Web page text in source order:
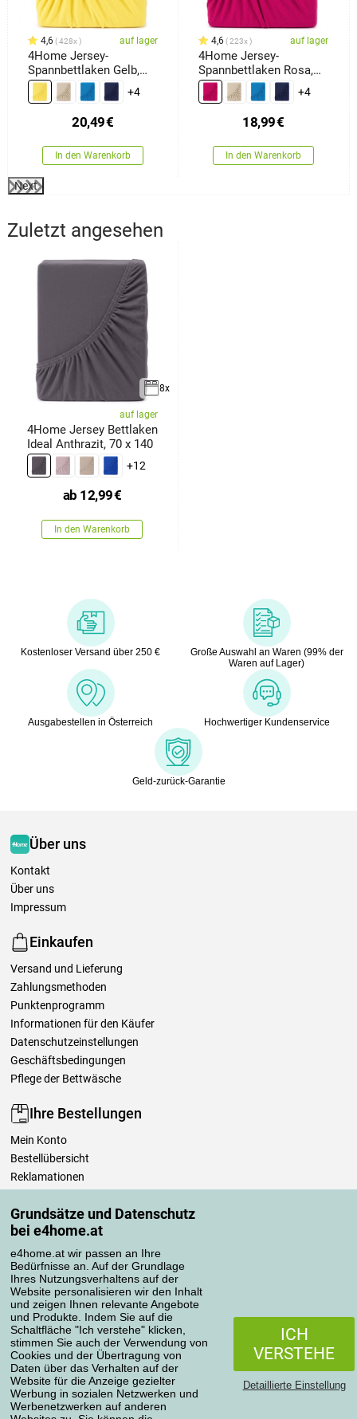
Grundsätze und Datenschutz
bei e4home.at
e4home.at wir passen an Ihre
Bedürfnisse an. Auf der Grundlage
Ihres Nutzungsverhaltens auf der
Website personalisieren wir den Inhalt
und zeigen Ihnen relevante Angebote
und Produkte. Indem Sie auf die
Schaltfläche "Ich verstehe" klicken,
stimmen Sie auch der Verwendung von
Cookies und der Übertragung von
Daten über das Verhalten auf der
Website für die Anzeige gezielter
Werbung in sozialen Netzwerken und
Werbenetzwerken auf anderen
ICH
VERSTEHE
Detaillierte Einstellung
4,6 428x auf lager
4Home Jersey-
Spannbettlaken Gelb,
180 x 200 cm
+4
20,49€
In den Warenkorb
4,6 223x auf lager
4Home Jersey-
Spannbettlaken Rosa,
180 x 200 cm
+4
18,99€
In den Warenkorb
Next
Zuletzt angesehen
8x
auf lager
4Home Jersey Bettlaken
Ideal Anthrazit, 70 x 140
+12
ab 12,99€
In den Warenkorb
Kostenloser Versand über 250 €
Große Auswahl an Waren (99% der
Waren auf Lager)
Ausgabestellen in Österreich Hochwertiger Kundenservice
Geld-zurück-Garantie
Über uns
Kontakt
Über uns
Impressum
Einkaufen
Versand und Lieferung
Zahlungsmethoden
Punktenprogramm
Informationen für den Käufer
Datenschutzeinstellungen
Geschäftsbedingungen
Pflege der Bettwäsche
Ihre Bestellungen
Mein Konto
Bestellübersicht
Reklamationen
Einfach mehr wissen
Richtlinien zur Verarbeitung von Bewertungen
Transportarten
Zahlungsmethoden